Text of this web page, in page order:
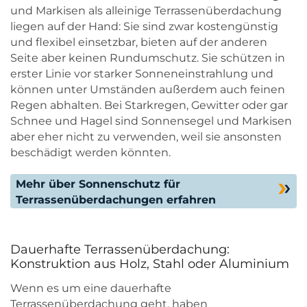
und Markisen als alleinige Terrassenüberdachung
liegen auf der Hand: Sie sind zwar kostengünstig
und flexibel einsetzbar, bieten auf der anderen
Seite aber keinen Rundumschutz. Sie schützen in
erster Linie vor starker Sonneneinstrahlung und
können unter Umständen außerdem auch feinen
Regen abhalten. Bei Starkregen, Gewitter oder gar
Schnee und Hagel sind Sonnensegel und Markisen
aber eher nicht zu verwenden, weil sie ansonsten
beschädigt werden könnten.
Mehr über Sonnenschutz für
Terrassenüberdachungen erfahren
Dauerhafte Terrassenüberdachung:
Konstruktion aus Holz, Stahl oder Aluminium
Wenn es um eine dauerhafte
Terrassenüberdachung geht, haben